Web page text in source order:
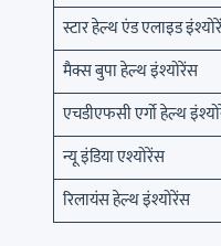
स्टार हेल्थ एंड एलाइड
मैक्स बुपा हेल्थ इंश्योरेंस
एचडीएफसी एर्गो हेल्थ
न्यू इंडिया एश्योरेंस
रिलायंस हेल्थ इंश्योरेंस